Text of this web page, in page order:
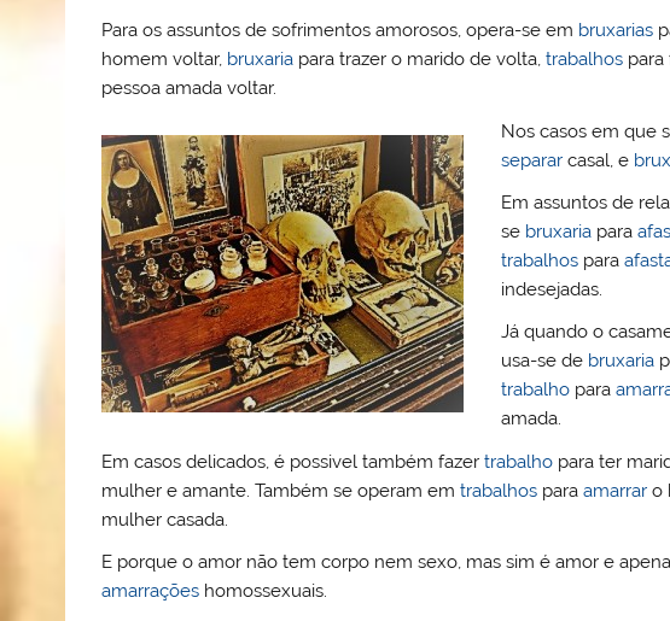
Para os assuntos de sofrimentos amorosos, opera-se em bruxarias
homem voltar, bruxaria para trazer o marido de volta,trabalhos
pessoa amada voltar.
Nos casos em que
separarcasal, e
Em assuntos de
se bruxariapara
trabalhospara
indesejadas.
Já quando o
usa-se de bruxaria
trabalhopara
amada.
Em casos delicados, é possivel também fazertrabalho para ter
mulher e amante. Também se operam emtrabalhos paraamarrar o
mulher casada.
E porque o amor não tem corpo nem sexo, mas sim é amor e
amarrações homossexuais.